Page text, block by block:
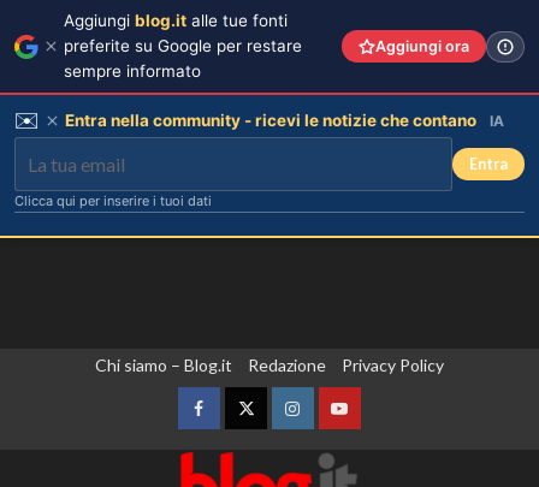
Chi siamo – Blog.it Redazione Privacy Policy
FacebookTwitterInstagramYouTube
Danilo D’Angelo: “Dopo Francesca,
faccio fatica a ritrovare me stesso”
Aggiungi blog.it alle tue fonti
preferite su Google per restare
sempre informato
Aggiungi ora
✉️ Entra nella community - ricevi le notizie che contano IA
Entra
Clicca qui per inserire i tuoi dati